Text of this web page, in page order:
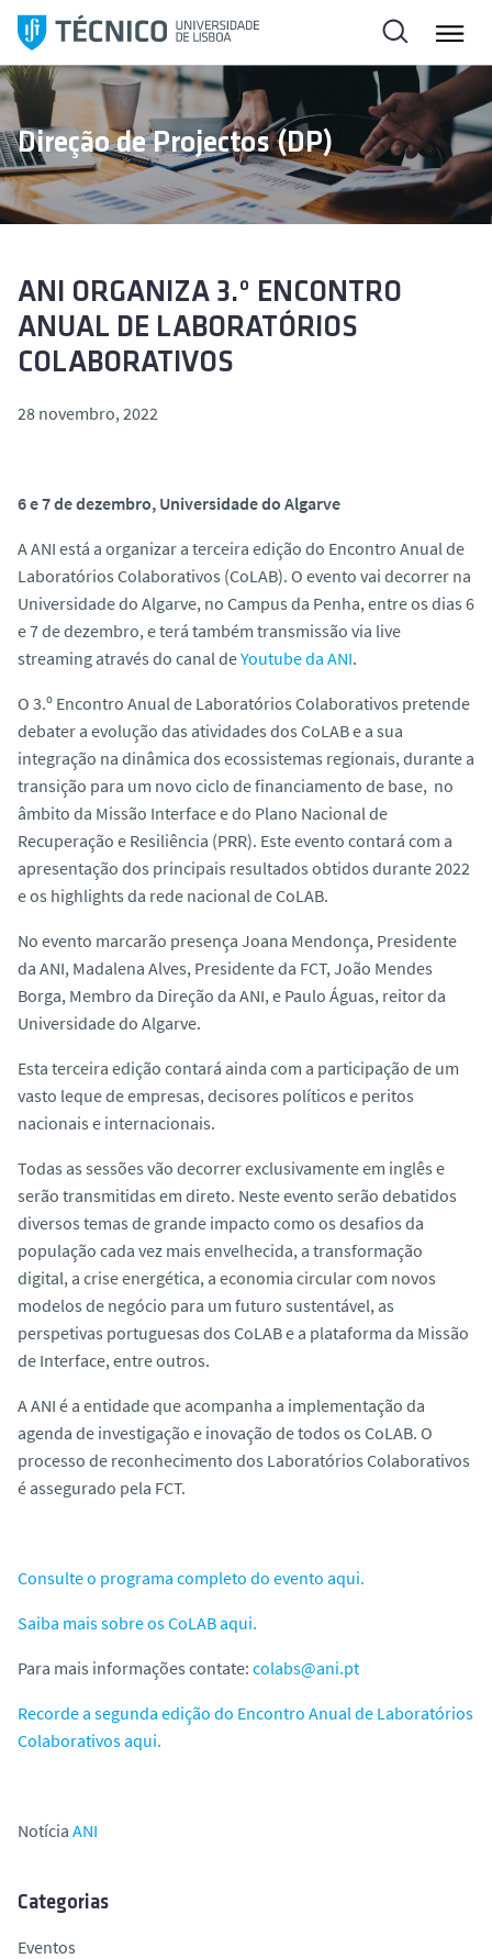
l
t
r
p
a
Direção de Projectos (DP)
ANI ORGANIZA 3.º ENCONTRO
ANUAL DE LABORATÓRIOS
COLABORATIVOS
28 novembro, 2022
6 e 7 de dezembro, Universidade do Algarve
A ANI está a organizar a terceira edição do Encontro Anual de
Laboratórios Colaborativos (CoLAB). O evento vai decorrer na
Universidade do Algarve, no Campus da Penha, entre os dias 6
e 7 de dezembro, e terá também transmissão via live
streaming através do canal deYoutube da ANI.
O 3.º Encontro Anual de Laboratórios Colaborativos pretende
debater a evolução das atividades dos CoLAB e a sua
integração na dinâmica dos ecossistemas regionais, durante a
transição para um novo ciclo de financiamento de base, no
âmbito da Missão Interface e do Plano Nacional de
Recuperação e Resiliência (PRR). Este evento contará com a
apresentação dos principais resultados obtidos durante 2022
e os highlights da rede nacional de CoLAB.
No evento marcarão presença Joana Mendonça, Presidente
da ANI, Madalena Alves, Presidente da FCT, João Mendes
Borga, Membro da Direção da ANI, e Paulo Águas, reitor da
Universidade do Algarve.
Esta terceira edição contará ainda com a participação de um
vasto leque de empresas, decisores políticos e peritos
nacionais e internacionais.
Todas as sessões vão decorrer exclusivamente em inglês e
serão transmitidas em direto. Neste evento serão debatidos
diversos temas de grande impacto como os desafios da
população cada vez mais envelhecida, a transformação
digital, a crise energética, a economia circular com novos
modelos de negócio para um futuro sustentável, as
perspetivas portuguesas dos CoLAB e a plataforma da Missão
de Interface, entre outros.
A ANI é a entidade que acompanha a implementação da
agenda de investigação e inovação de todos os CoLAB. O
processo de reconhecimento dos Laboratórios Colaborativos
é assegurado pela FCT.
Consulte o programa completo do evento aqui.
Saiba mais sobre os CoLAB aqui.
Para mais informações contate: colabs@ani.pt
Recorde a segunda edição do Encontro Anual de Laboratórios
Colaborativos aqui.
Notícia ANI
Categorias
Eventos